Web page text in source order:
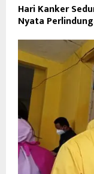
Hari Kanker
Nyata